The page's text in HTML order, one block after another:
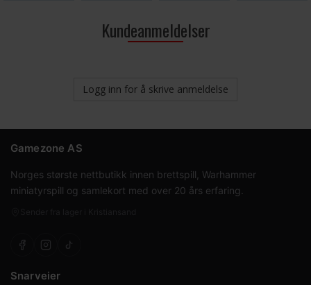
Kundeanmeldelser
Logg inn for å skrive anmeldelse
Gamezone AS
Norges største nettbutikk innen brettspill, Warhammer
miniatyrspill og samlekort med over 20 års erfaring.
Snarveier